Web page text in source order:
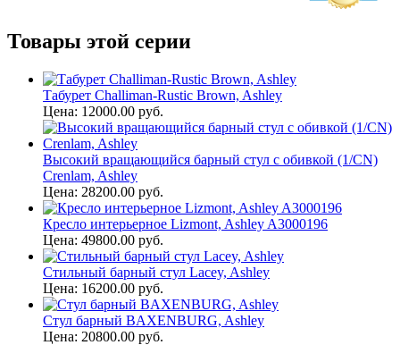
Товары этой серии
Табурет Challiman-Rustic Brown, Ashley
Цена: 12000.00 руб.
Высокий вращающийся барный стул с обивкой (1/CN)
Crenlam, Ashley
Цена: 28200.00 руб.
Кресло интерьерное Lizmont, Ashley A3000196
Цена: 49800.00 руб.
Стильный барный стул Lacey, Ashley
Цена: 16200.00 руб.
Стул барный BAXENBURG, Ashley
Цена: 20800.00 руб.